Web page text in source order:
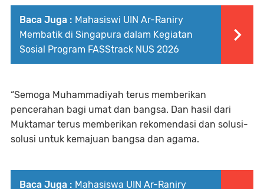
Baca Juga : Mahasiswi UIN Ar-Raniry
Membatik di Singapura dalam Kegiatan
Sosial Program FASStrack NUS 2026
“Semoga Muhammadiyah terus memberikan
pencerahan bagi umat dan bangsa. Dan hasil dari
Muktamar terus memberikan rekomendasi dan solusi-
solusi untuk kemajuan bangsa dan agama.
Baca Juga : Mahasiswa UIN Ar-Raniry